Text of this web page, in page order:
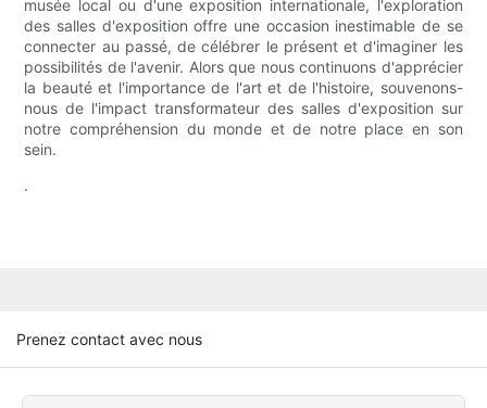
musée local ou d'une exposition internationale, l'exploration
des salles d'exposition offre une occasion inestimable de se
connecter au passé, de célébrer le présent et d'imaginer les
possibilités de l'avenir. Alors que nous continuons d'apprécier
la beauté et l'importance de l'art et de l'histoire, souvenons-
nous de l'impact transformateur des salles d'exposition sur
notre compréhension du monde et de notre place en son
sein.
.
Prenez contact avec nous